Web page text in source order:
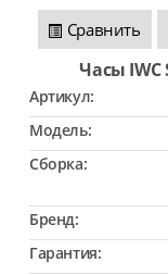
Сравнить
Часы
Артикул:
Модель:
Сборка:
Бренд:
Гарантия: